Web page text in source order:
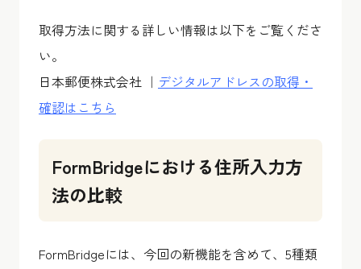
取得方法に関する詳しい情報は以下をご覧くださ
い。
日本郵便株式会社 ｜ デジタルアドレスの取得・
確認はこちら
FormBridgeにおける住所入力方
法の比較
FormBridgeには、今回の新機能を含めて、5種類